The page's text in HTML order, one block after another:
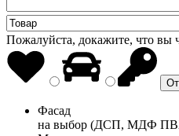
Пожалуйста, докажите, что вы
Фасад
на выбор (ДСП, МДФ